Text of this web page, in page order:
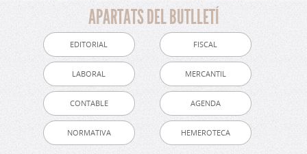
APARTATS DEL BUTLLETÍ
EDITORIAL FISCAL
LABORAL MERCANTIL
CONTABLE AGENDA
NORMATIVA HEMEROTECA